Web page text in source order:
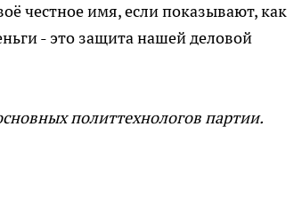
честное имя, если показывают, как
- это защита нашей деловой
политтехнологов партии.